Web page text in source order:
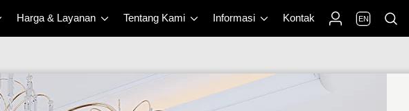
Harga & Layanan Tentang Kami Informasi Kontak EN